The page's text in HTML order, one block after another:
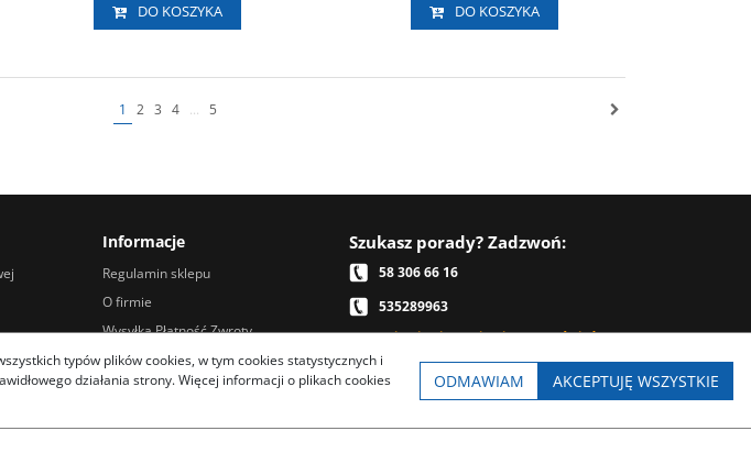
DO KOSZYKA DO KOSZYKA
1 2 3 4 ... 5
tarczowe
Informacje
Regulamin sklepu
O firmie
Wysyłka Płatność Zwroty
Porady
Kontakt
Szukasz porady? Zadzwoń:
58 306 66 16
535289963
Telefonicznie nie przyjmujemy zamówień,
prosimy je składać przez sklep internetowy
typów plików cookies, w tym cookies statystycznych i
działania strony. Więcej informacji o plikach cookies
ODMAWIAM AKCEPTUJĘ WSZYSTKIE